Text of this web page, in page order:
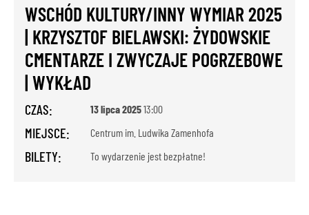
WSCHÓD KULTURY/INNY WYMIAR 2025
| KRZYSZTOF BIELAWSKI: ŻYDOWSKIE
CMENTARZE I ZWYCZAJE POGRZEBOWE
| WYKŁAD
CZAS: 13 lipca 202513:00
MIEJSCE: Centrum im. Ludwika Zamenhofa
BILETY: To wydarzenie jest bezpłatne!